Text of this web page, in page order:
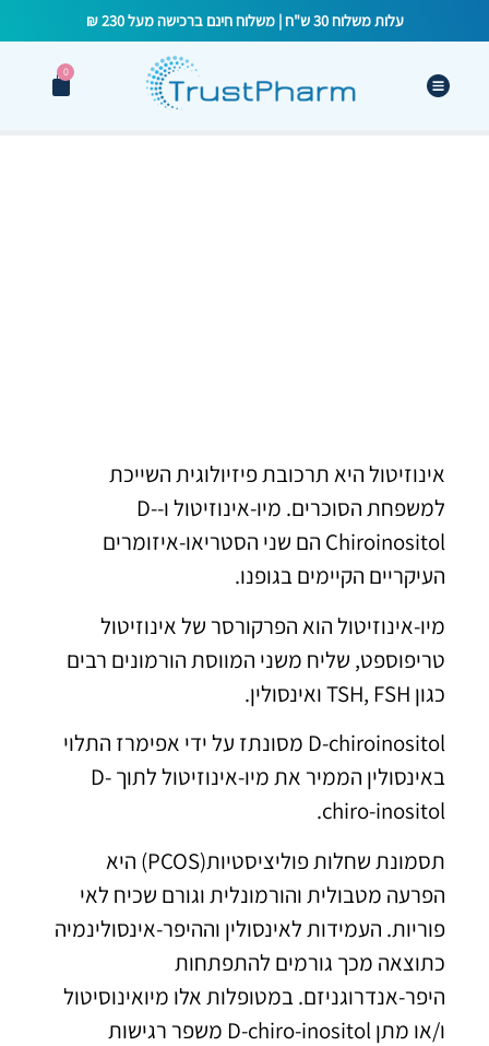
עלות משלוח 30 ש"ח | משלוח חינם ברכישה מעל 230 ₪
0
אינוזיטול היא תרכובת פיזיולוגית השייכת
למשפחת הסוכרים. מיו-אינוזיטול ו-D-
Chiroinositol הם שני הסטריאו-איזומרים
העיקריים הקיימים בגופנו.
מיו-אינוזיטול הוא הפרקורסר של אינוזיטול
טריפוספט, שליח משני המווסת הורמונים רבים
כגון TSH, FSH ואינסולין.
D-chiroinositol מסונתז על ידי אפימרז התלוי
באינסולין הממיר את מיו-אינוזיטול לתוך D-
chiro-inositol.
תסמונת שחלות פוליציסטיות(PCOS) היא
הפרעה מטבולית והורמונלית וגורם שכיח לאי
פוריות. העמידות לאינסולין וההיפר-אינסולינמיה
כתוצאה מכך גורמים להתפתחות
היפר-אנדרוגניזם. במטופלות אלו מיואינוסיטול
ו/או מתן D-chiro-inositol משפר רגישות